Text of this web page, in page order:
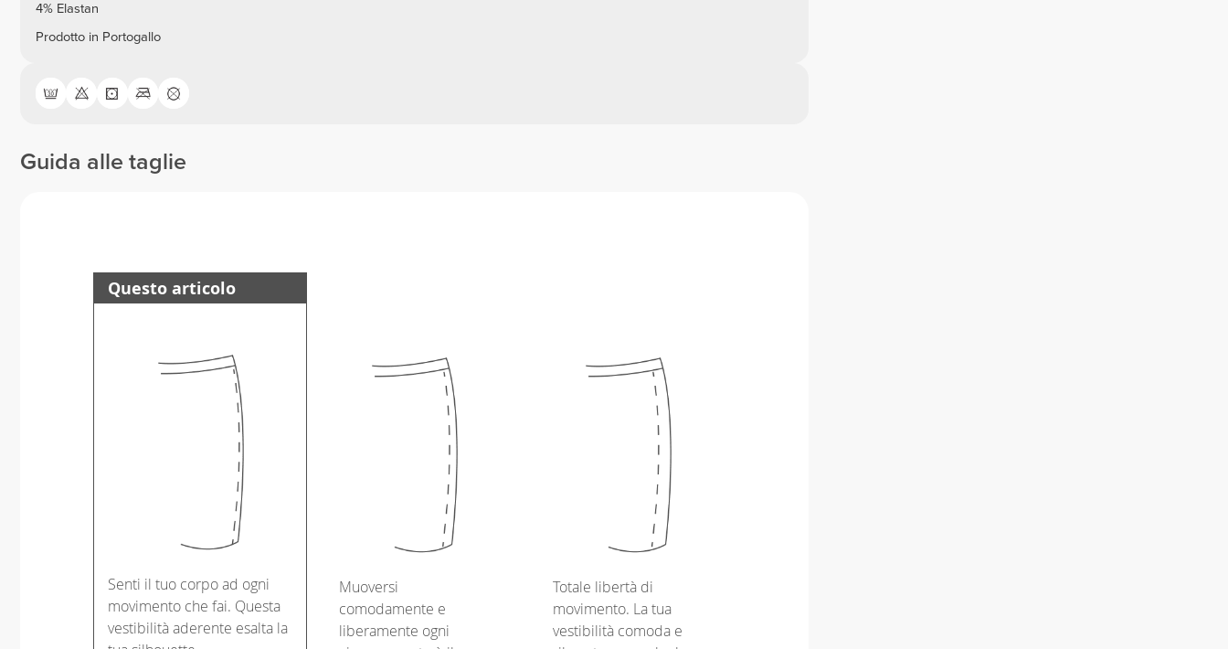
4% Elastan
Prodotto in Portogallo
Guida alle taglie
Questo articolo
Senti il tuo corpo ad ogni
movimento che fai. Questa
vestibilità aderente esalta la
Muoversi
comodamente e
liberamente ogni
Totale libertà di
movimento. La tua
vestibilità comoda e